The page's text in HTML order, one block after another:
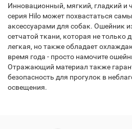
Инновационный, мягкий, гладкий и
серия Hilo может похвастаться
аксессуарами для собак. Ошейник
сетчатой ткани, которая не
легкая, но также обладает
время года - просто намочите
Отражающий материал также
безопасность для прогулок в
освещения.